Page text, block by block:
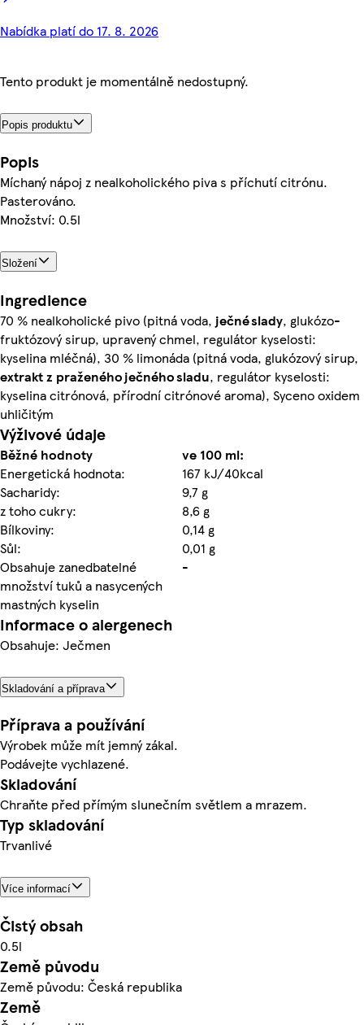
Nabídka platí do 17. 8. 2026
Tento produkt je momentálně nedostupný.
Popis produktu
Popis
Míchaný nápoj z nealkoholického piva s příchutí citrónu.
Pasterováno.
Množství: 0.5l
Složení
Ingredience
70 % nealkoholické pivo (pitná voda, ječnéslady, glukózo-
fruktózový sirup, upravený chmel, regulátor kyselosti:
kyselina mléčná), 30 % limonáda (pitná voda, glukózový sirup,
extrakt z praženéhoječnéhosladu, regulátor kyselosti:
kyselina citrónová, přírodní citrónové aroma), Syceno oxidem
uhličitým
Výživové údaje
Běžné hodnoty
ve 100 ml:
Energetická hodnota:
167 kJ/40kcal
Sacharidy:
9,7 g
z toho cukry:
8,6 g
Bílkoviny:
0,14 g
Sůl:
0,01 g
Obsahuje zanedbatelné
množství tuků a nasycených
mastných kyselin
-
Informace o alergenech
Obsahuje: Ječmen
Skladování a příprava
Příprava a používání
Výrobek může mít jemný zákal.
Podávejte vychlazené.
Skladování
Chraňte před přímým slunečním světlem a mrazem.
Typ skladování
Trvanlivé
Více informací
Čistý obsah
0.5l
Země původu
Země původu: Česká republika
Země